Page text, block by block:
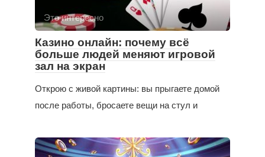
Это интересно
Казино онлайн: почему всё
больше людей меняют игровой
зал на экран
Открою с живой картины: вы прыгаете домой
после работы, бросаете вещи на стул и